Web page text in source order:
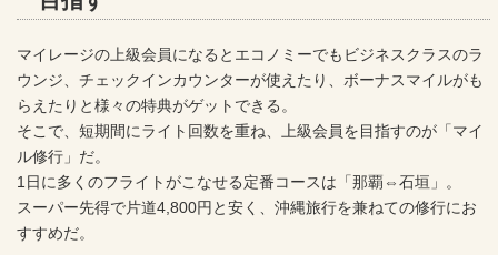
マイレージの上級会員になるとエコノミーでもビジネスクラスのラ
ウンジ、チェックインカウンターが使えたり、ボーナスマイルがも
らえたりと様々の特典がゲットできる。
そこで、短期間にライト回数を重ね、上級会員を目指すのが「マイ
ル修行」だ。
1日に多くのフライトがこなせる定番コースは「那覇⇔石垣」。
スーパー先得で片道4,800円と安く、沖縄旅行を兼ねての修行にお
すすめだ。